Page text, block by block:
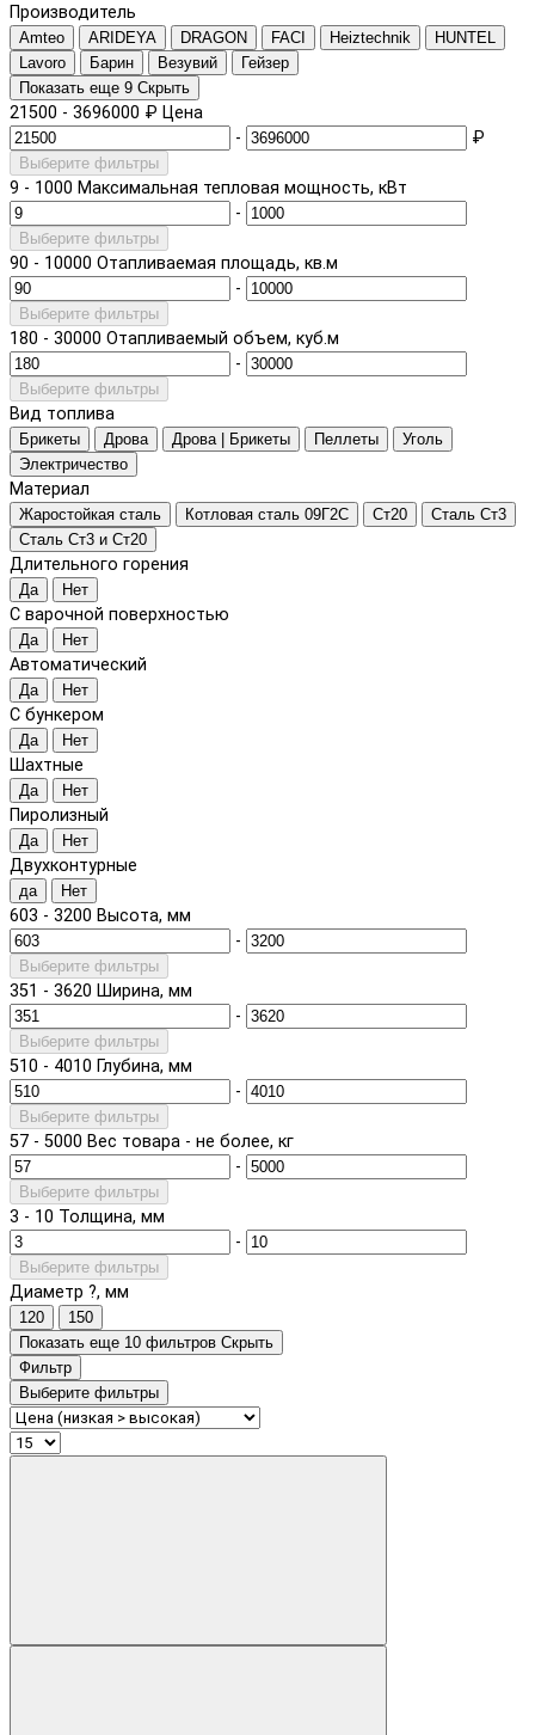
Производитель
Amteo ARIDEYA DRAGON FACI Heiztechnik
HUNTEL
Lavoro
Барин Везувий
Гейзер
Показать еще 9 Скрыть
21500 - 3696000 ₽ Цена
-
₽
Выберите фильтры
9 - 1000 Максимальная тепловая мощность, кВт
-
Выберите фильтры
90 - 10000 Отапливаемая площадь, кв.м
-
Выберите фильтры
180 - 30000 Отапливаемый объем, куб.м
-
Выберите фильтры
Вид топлива
Брикеты Дрова Дрова | Брикеты Пеллеты
Уголь
Электричество
Материал
Жаростойкая сталь Котловая сталь 09Г2С Ст20
Сталь Ст3
Сталь Ст3 и Ст20
Длительного горения
Да Нет
С варочной поверхностью
Да Нет
Автоматический
Да Нет
С бункером
Да Нет
Шахтные
Да Нет
Пиролизный
Да Нет
Двухконтурные
да Нет
603 - 3200 Высота, мм
-
Выберите фильтры
351 - 3620 Ширина, мм
-
Выберите фильтры
510 - 4010 Глубина, мм
-
Выберите фильтры
57 - 5000 Вес товара - не более, кг
-
Выберите фильтры
3 - 10 Толщина, мм
-
Выберите фильтры
Диаметр ?, мм
120
150
Показать еще 10 фильтров Скрыть
Фильтр
Выберите фильтры